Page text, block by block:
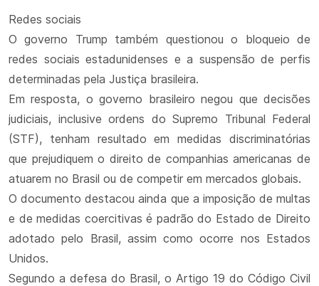
Redes sociais
O governo Trump também questionou o bloqueio de
redes sociais estadunidenses e a suspensão de perfis
determinadas pela Justiça brasileira.
Em resposta, o governo brasileiro negou que decisões
judiciais, inclusive ordens do Supremo Tribunal Federal
(STF), tenham resultado em medidas discriminatórias
que prejudiquem o direito de companhias americanas de
atuarem no Brasil ou de competir em mercados globais.
O documento destacou ainda que a imposição de multas
e de medidas coercitivas é padrão do Estado de Direito
adotado pelo Brasil, assim como ocorre nos Estados
Unidos.
Segundo a defesa do Brasil, o Artigo 19 do Código Civil